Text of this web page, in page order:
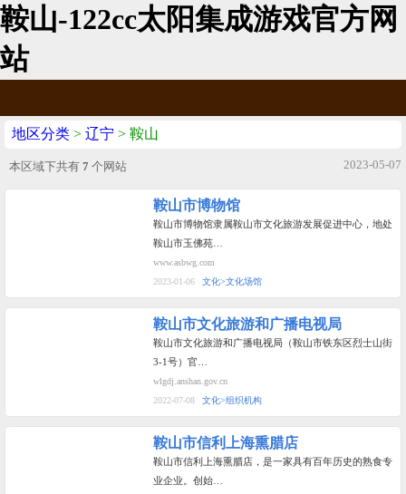
鞍山-122cc太阳集成游戏官方网
站
地区分类 > 辽宁 > 鞍山
本区域下共有 7 个网站 2023-05-07
鞍山市博物馆
鞍山市博物馆隶属鞍山市文化旅游发展促进中心，地处
鞍山市玉佛苑…
www.asbwg.com
2023-01-06
文化>文化场馆
鞍山市文化旅游和广播电视局
鞍山市文化旅游和广播电视局（鞍山市铁东区烈士山街
3-1号）官…
wlgdj.anshan.gov.cn
2022-07-08
文化>组织机构
鞍山市信利上海熏腊店
鞍山市信利上海熏腊店，是一家具有百年历史的熟食专
业企业。创始…